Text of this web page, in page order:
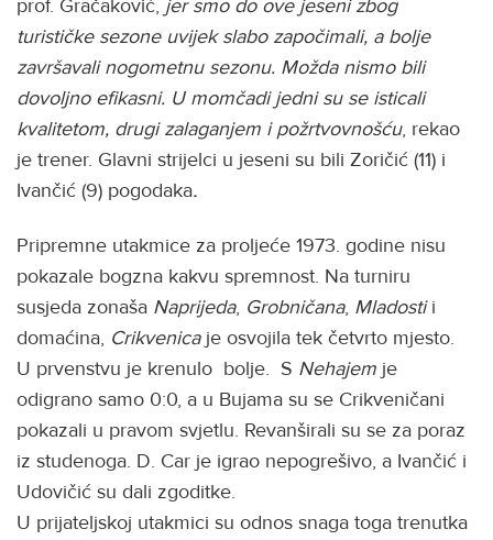
prof. Gračaković, jer smo do ove jeseni zbog
turističke sezone uvijek slabo započimali, a bolje
završavali nogometnu sezonu. Možda nismo bili
dovoljno efikasni. U momčadi jedni su se isticali
kvalitetom, drugi zalaganjem i požrtvovnošću, rekao
je trener. Glavni strijelci u jeseni su bili Zoričić (11) i
Ivančić (9) pogodaka.
Pripremne utakmice za proljeće 1973. godine nisu
pokazale bogzna kakvu spremnost. Na turniru
susjeda zonaša Naprijeda, Grobničana, Mladostii
domaćina, Crikvenicaje osvojila tek četvrto mjesto.
U prvenstvu je krenulo bolje. S Nehajem je
odigrano samo 0:0, a u Bujama su se Crikveničani
pokazali u pravom svjetlu. Revanširali su se za poraz
iz studenoga. D. Car je igrao nepogrešivo, a Ivančić i
Udovičić su dali zgoditke.
U prijateljskoj utakmici su odnos snaga toga trenutka